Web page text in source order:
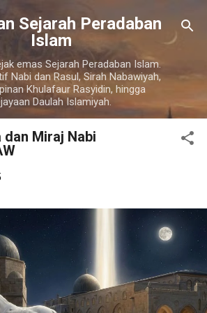
ke konten utama
Sejarah Peradaban
Islam
emas Sejarah Peradaban Islam.
Nabi dan Rasul, Sirah Nabawiyah,
Khulafaur Rasyidin, hingga
Daulah Islamiyah.
dan Miraj Nabi